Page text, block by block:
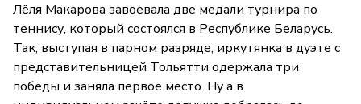
Лёля Макарова завоевала две медали турнира по
теннису, который состоялся в Республике Беларусь.
Так, выступая в парном разряде, иркутянка в дуэте с
представительницей Тольятти одержала три
победы и заняла первое место. Ну а в